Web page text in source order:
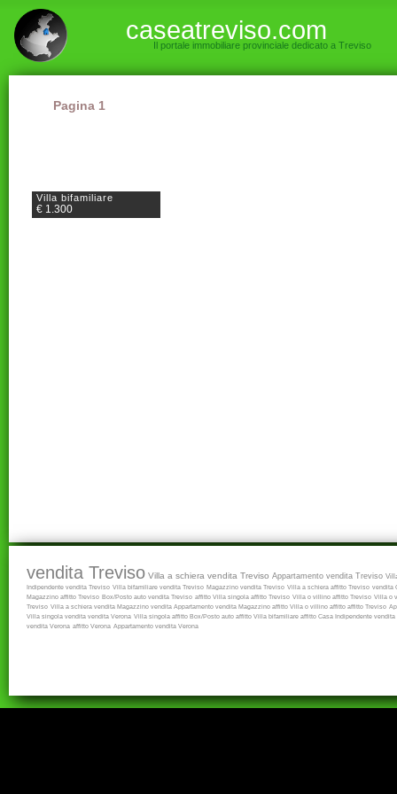
caseatreviso.com
Il portale immobiliare provinciale dedicato a Treviso
Pagina 1
Villa bifamiliare
€ 1.300
vendita Treviso Villa a schiera vendita Treviso Appartamento vendita Treviso
Indipendente vendita Treviso Villa bifamiliare vendita Treviso Magazzino vendita Treviso Villa a schiera affitto Treviso vendita
Magazzino affitto Treviso Box/Posto auto vendita Treviso affitto Villa singola affitto Treviso Villa o villino affitto Treviso Villa o
Treviso Villa a schiera vendita Magazzino vendita Appartamento vendita Magazzino affitto Villa o villino affitto affitto Treviso
Villa singola vendita vendita Verona Villa singola affitto Box/Posto auto affitto Villa bifamiliare affitto Casa Indipendente vendita
vendita Verona affitto Verona Appartamento vendita Verona